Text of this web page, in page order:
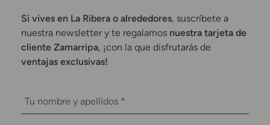
Si vives en La Ribera o alrededores, suscríbete a
nuestra newsletter y te regalamos nuestra tarjeta de
cliente Zamarripa, ¡con la que disfrutarás de
ventajas exclusivas!